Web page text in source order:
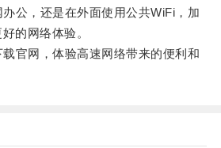
，还是在外面使用公共WiFi，加
的网络体验。
网，体验高速网络带来的便利和